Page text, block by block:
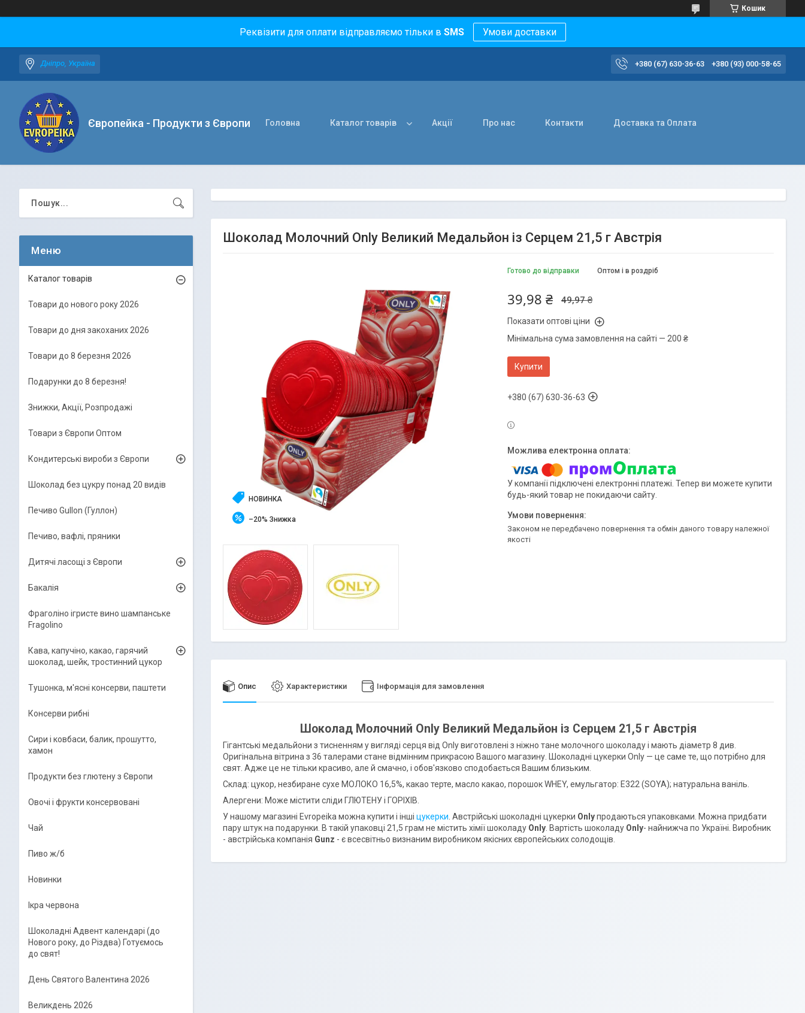
Кошик
Реквізити для оплати відправляємо тільки в SMS Умови доставки
Дніпро, Україна +380 (67) 630-36-63 +380 (93) 000-58-65
Європейка - Продукти з Європи Головна Каталог товарів Акції Про нас Контакти Доставка та Оплата
Шоколад Молочний Only Великий Медальйон із Серцем 21,5 г Австрія
НОВИНКА
–20%
Готово до відправки Оптом і в роздріб
49,97 ₴
39,98 ₴
Показати оптові ціни
Мінімальна сума замовлення на сайті — 200 ₴
Купити
+380 (67) 630-36-63
У компанії підключені електронні платежі. Тепер ви можете купити
будь-який товар не покидаючи сайту.
Законом не передбачено повернення та обмін даного товару належної
якості
Опис Характеристики Інформація для замовлення
Шоколад Молочний Only Великий Медальйон із Серцем 21,5 г Австрія
Гігантські медальйони з тисненням у вигляді серця від Only виготовлені з ніжно тане молочного шоколаду і мають діаметр 8 див.
Оригінальна вітрина з 36 талерами стане відмінним прикрасою Вашого магазину. Шоколадні цукерки Only — це саме те, що потрібно для
свят. Адже це не тільки красиво, але й смачно, і обов'язково сподобається Вашим близьким.
Склад: цукор, незбиране сухе МОЛОКО 16,5%, какао терте, масло какао, порошок WHEY, емульгатор: E322 (SOYA); натуральна ваніль.
Алергени: Може містити сліди ГЛЮТЕНУ і ГОРІХІВ.
У нашому магазині Evropeika можна купити і інші цукерки . Австрійські шоколадні цукерки Onlyпродаються упаковками. Можна придбати
пару штук на подарунки. В такій упаковці 21,5 грам не містить хімії шоколаду Only . Вартість шоколаду Only- найнижча по Україні. Виробник
- австрійська компанія Gunz - є всесвітньо визнаним виробником якісних європейських солодощів.
Каталог товарів
Товари до нового року 2026
Товари до дня закоханих 2026
Товари до 8 березня 2026
Подарунки до 8 березня!
Знижки, Акції, Розпродажі
Товари з Європи Оптом
Кондитерські вироби з Європи
Шоколад без цукру понад 20 видів
Печиво Gullon (Гуллон)
Печиво, вафлі, пряники
Дитячі ласощі з Європи
Бакалія
Фраголіно ігристе вино шампанське
Fragolino
Кава, капучіно, какао, гарячий
шоколад, шейк, тростинний цукор
Тушонка, м'ясні консерви, паштети
Консерви рибні
Сири і ковбаси, балик, прошутто,
хамон
Продукти без глютену з Європи
Овочі і фрукти консервовані
Чай
Пиво ж/б
Новинки
Ікра червона
Шоколадні Адвент календарі (до
Нового року, до Різдва) Готуємось
до свят!
День Святого Валентина 2026
Великдень 2026